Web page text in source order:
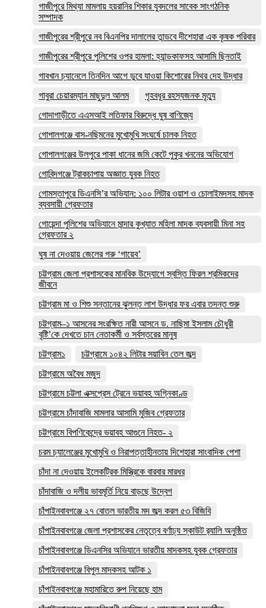
গাজীপুরে মিথ্যা মামলায় হয়রানির শিকার যুবদলের সাবেক সাংগঠনিক
সম্পাদক
গাজীপুরের শ্রীপুরে নব বিএনপির দালালের তান্ডবে দীশেহারা এক কৃষক পরিবার
গাজীপুরের শ্রীপুরে পুলিশের ওপর হামলা: হ্যান্ডকাফসহ আসামি ছিনতাই
গাবখান চ্যানেলে তিনদিন আগে ডুবে যাওয়া কিশোরের নিথর দেহ উদ্ধার
গাবুরা চেয়ারম্যান মাছুদুল আলম
গৃহবধূর রহস্যজনক মৃত্যু
গোদাগাড়ীতে এএসআই লতিফার বিরুদ্ধে ঘুষ বাণিজ্যে
গোপালগঞ্জে বাস-নছিমনের মুখোমুখি সংঘর্ষে চালক নিহত
গোপালগঞ্জের উলপুরে পাকা ধানের জমি কেটে পুকুর খননের অভিযোগ
গোবিন্দগঞ্জে ট্রাকচাপায় অজ্ঞাত যুবক নিহত
গোমস্তাপুরে ডিএনসি’র অভিযান: ১০০ লিটার ওয়াশ ও চোলাইমদসহ মাদক
ব্যবসায়ী গ্রেফতার
গোয়েন্দা পুলিশের অভিযানে মান্দার কুখ্যাত মহিলা মাদক ব্যবসায়ী মিনা সহ
গ্রেফতার ২
ঘুষ না দেওয়ায় জেলের গরু ‘গায়েব’
চট্টগ্রাম জেলা প্রশাসকের মানবিক উদ্যোগে স্বস্তি ফিরল শ্রমিকদের
জীবনে
চট্টগ্রাম মা ও শিশু সন্তানের ঝুলন্ত লাশ উদ্ধার ফর এবার তদন্ত শুরু
চট্টগ্রাম–১ আসনের সংরক্ষিত নারী আসনে ড. নাছিমা ইসলাম চৌধুরী
বৃষ্টি’কে দেখতে চান নেতাকর্মী ও সর্বস্তরের মানুষ
চট্টগ্রাম১
চট্টগ্রামে ১০৪২ লিটার সয়াবিন তেল জব্দ
চট্টগ্রামে অবৈধ মজুদ
চট্টগ্রামে চট্টলা এক্সপ্রেস ট্রেনে ভয়াবহ অগ্নিকাণ্ড
চট্টগ্রামে চাঁদাবাজি মামলার আসামি মুজিব গ্রেফতার
চট্টগ্রামে বিপণিকেন্দ্রে ভয়াবহ আগুনে নিহত- ২
চরম চ্যালেঞ্জের মুখোমুখি ও নিরাপত্তাহীনতায় দিশেহারা সাংবাদিক পেশা
চাঁদা না দেওয়ায় ইলেকট্রিক মিস্ত্রিকে বারবার মারধর
চাঁদাবাজি ও দলীয় ভাবমূর্তি নিয়ে বাড়ছে উদ্বেগ
চাঁপাইনবাবগঞ্জে ২৭ বোতল ভারতীয় মদ জব্দ করল ৫৩ বিজিবি
চাঁপাইনবাবগঞ্জে জেলা প্রশাসকের নেতৃত্বে বর্ণাঢ্য স্কাউট র‍্যালি অনুষ্ঠিত
চাঁপাইনবাবগঞ্জে ডিএনসির অভিযানে ভারতীয় মাদকসহ যুবক গ্রেফতার
চাঁপাইনবাবগঞ্জে বিপুল মাদকসহ আটক ১
চাঁপাইনবাবগঞ্জে মহামারিতে রুপ নিয়েছে হাম